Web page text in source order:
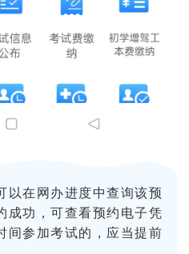
以在网办进度中查询该预
成功，可查看预约电子凭
间参加考试的，应当提前